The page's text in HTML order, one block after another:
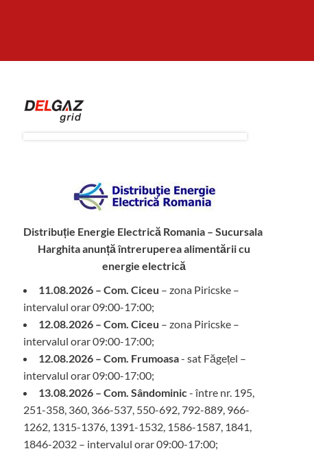
Distribuție Energie Electrică Romania – Sucursala
Harghitaanunță întreruperea alimentării cu
energie electrică
11.08.2026 – Com. Ciceu – zona Piricske –
intervalul orar 09:00-17:00;
12.08.2026 – Com. Ciceu – zona Piricske –
intervalul orar 09:00-17:00;
12.08.2026 – Com. Frumoasa- sat Făgețel –
intervalul orar 09:00-17:00;
13.08.2026 – Com. Sândominic- între nr. 195,
251-358, 360, 366-537, 550-692, 792-889, 966-
1262, 1315-1376, 1391-1532, 1586-1587, 1841,
1846-2032 – intervalul orar 09:00-17:00;